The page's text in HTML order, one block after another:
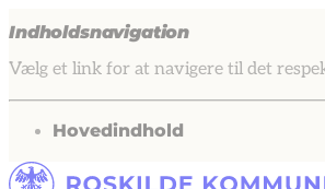
Indholdsnavigation
Vælg et link for at navigere til det
gå til
Hovedindhold